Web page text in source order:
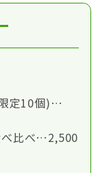
限定10個)…
べ比べ…2,500